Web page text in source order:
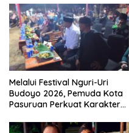
Melalui Festival Nguri-Uri
Budoyo 2026, Pemuda Kota
Pasuruan Perkuat Karakter
Narkoba